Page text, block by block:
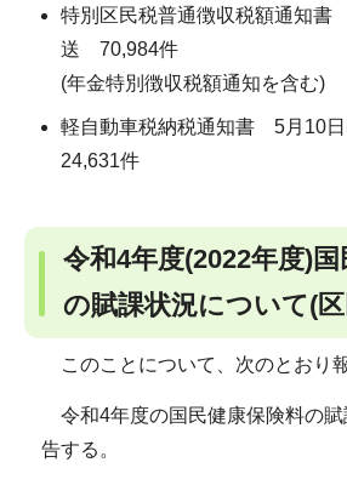
特別区民税普通徴収税額通知
送 70,984件
(年金特別徴収税額通知を含む)
軽自動車税納税通知書 5月10
24,631件
令和4年度(2022年度)
の賦課状況について(
このことについて、次のとおり
令和4年度の国民健康保険料の賦
告する。